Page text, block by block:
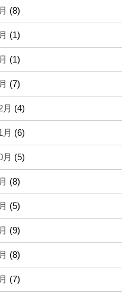
(8)
(1)
(1)
(7)
月 (4)
月 (6)
月 (5)
(8)
(5)
(9)
(8)
(7)